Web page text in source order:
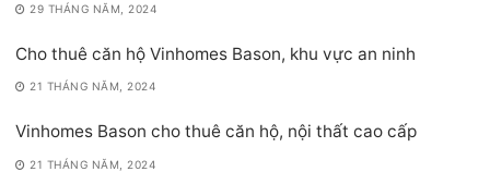
29 THÁNG NĂM, 2024
Cho thuê căn hộ Vinhomes Bason, khu vực an ninh
21 THÁNG NĂM, 2024
Vinhomes Bason cho thuê căn hộ, nội thất cao cấp
21 THÁNG NĂM, 2024